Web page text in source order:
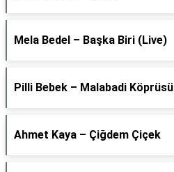
Mela Bedel – Başka Biri (Live)
Pilli Bebek – Malabadi Köprüsü
Ahmet Kaya – Çiğdem Çiçek